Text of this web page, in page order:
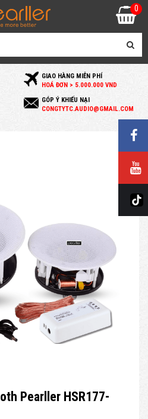
GIAO HÀNG MIỄN PHÍ
HOÁ ĐƠN > 5.000.000 VND
GÓP Ý KHIẾU NẠI
CONGTYTC.AUDIO@GMAIL.COM
0
Pearller HSR177-